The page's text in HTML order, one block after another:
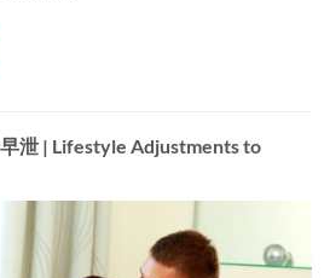
泄 | Lifestyle Adjustments to